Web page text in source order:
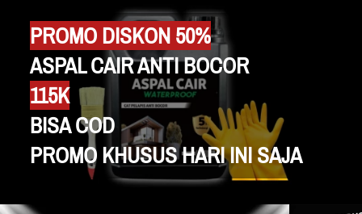
PROMO DISKON 50%
ASPAL CAIR ANTI BOCOR
115K
BISA COD
PROMO KHUSUS HARI INI SAJA